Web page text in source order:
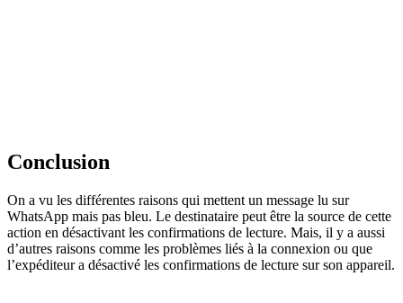
Conclusion
On a vu les différentes raisons qui mettent un message lu sur
WhatsApp mais pas bleu. Le destinataire peut être la source de cette
action en désactivant les confirmations de lecture. Mais, il y a aussi
d’autres raisons comme les problèmes liés à la connexion ou que
l’expéditeur a désactivé les confirmations de lecture sur son appareil.